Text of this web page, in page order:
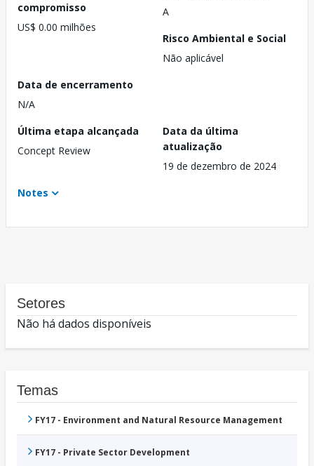
compromisso
US$ 0.00 milhões
A
Risco Ambiental e Social
Não aplicável
Data de encerramento
N/A
Última etapa alcançada
Concept Review
Data da última
atualização
19 de dezembro de 2024
Notes
Setores
Não há dados disponíveis
Temas
FY17 - Environment and Natural Resource Management
FY17 - Private Sector Development